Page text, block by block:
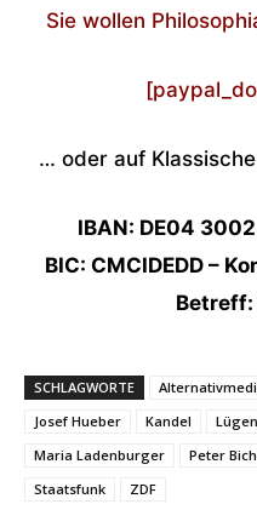
Sie wollen
… oder auf
IBAN: DE04
BIC: CMCIDEDD –
Betreff:
SCHLAGWORTE
Josef Hueber
Kandel
Maria Ladenburger
Peter
Staatsfunk
ZDF